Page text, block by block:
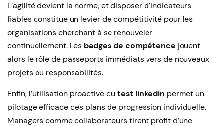
L’agilité devient la norme, et disposer d’indicateurs
fiables constitue un levier de compétitivité pour les
organisations cherchant à se renouveler
continuellement. Les badges de compétence jouent
alors le rôle de passeports immédiats vers de nouveaux
projets ou responsabilités.
Enfin, l’utilisation proactive du test linkedin permet un
pilotage efficace des plans de progression individuelle.
Managers comme collaborateurs tirent profit d’une